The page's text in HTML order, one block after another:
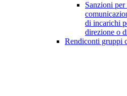
Sanzioni per
di incarichi
direzione o
Rendiconti gruppi